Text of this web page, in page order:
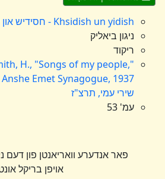
Khsidish un yidish - חסידיש און יידיש
ניגון ביאליק
ריקוד
H., "Songs of my people,"
Anshe Emet Synagogue, 1937
שירי עמי, תרצ"ז
עמ' 53
פאר אנדערע וואריאנטן פון דעם
אויפן בריקל אונטן